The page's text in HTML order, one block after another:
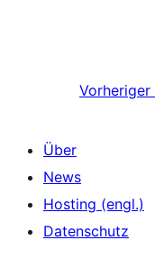
Vorheriger
Über
News
Hosting (engl.)
Datenschutz